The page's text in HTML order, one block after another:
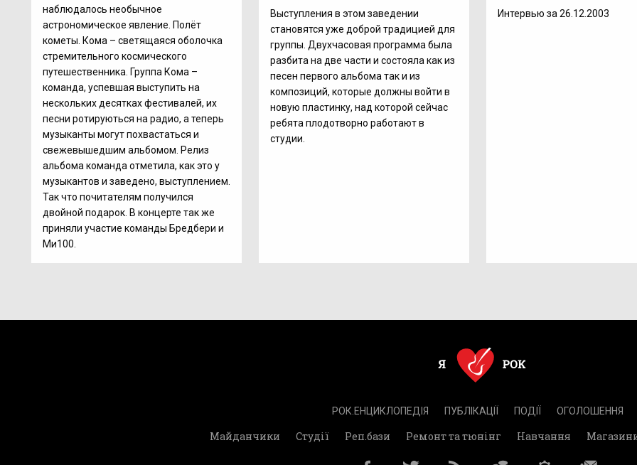
наблюдалось необычное
астрономическое явление. Полёт
кометы. Кома – светящаяся оболочка
стремительного космического
путешественника. Группа Кома –
команда, успевшая выступить на
нескольких десятках фестивалей, их
песни ротируються на радио, а теперь
музыканты могут похвастаться и
свежевышедшим альбомом. Релиз
альбома команда отметила, как это у
музыкантов и заведено, выступлением.
Так что почитателям получился
двойной подарок. В концерте так же
приняли участие команды Бредбери и
Ми100.
Выступления в этом заведении
становятся уже доброй традицией для
группы. Двухчасовая программа была
разбита на две части и состояла как из
песен первого альбома так и из
композиций, которые должны войти в
новую пластинку, над которой сейчас
ребята плодотворно работают в
студии.
Интервью за 26.12.2003
РОК.ЕНЦИКЛОПЕДІЯ ПУБЛІКАЦІЇ ПОДІЇ ОГОЛОШЕННЯ
Майданчики Студії Реп.бази Ремонт та тюнінг Навчання